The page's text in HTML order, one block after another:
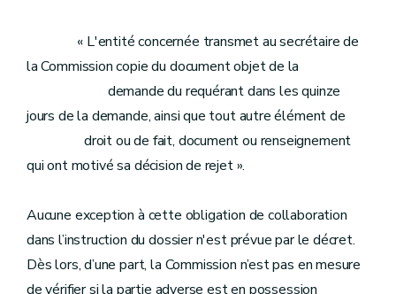
« L'entité concernée transmet au secrétaire de
la Commission copie du document objet de la
demande du requérant dans les quinze
jours de la demande, ainsi que tout autre élément de
droit ou de fait, document ou renseignement
qui ont motivé sa décision de rejet ».
Aucune exception à cette obligation de collaboration
dans l’instruction du dossier n'est prévue par le décret.
Dès lors, d’une part, la Commission n’est pas en mesure
de vérifier si la partie adverse est en possession